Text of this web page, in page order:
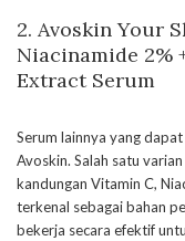
2. Avoskin Your
Niacinamide 2%
Extract Serum
Serum lainnya yang
Avoskin. Salah satu
kandungan Vitamin C,
terkenal sebagai bahan
bekerja secara efektif